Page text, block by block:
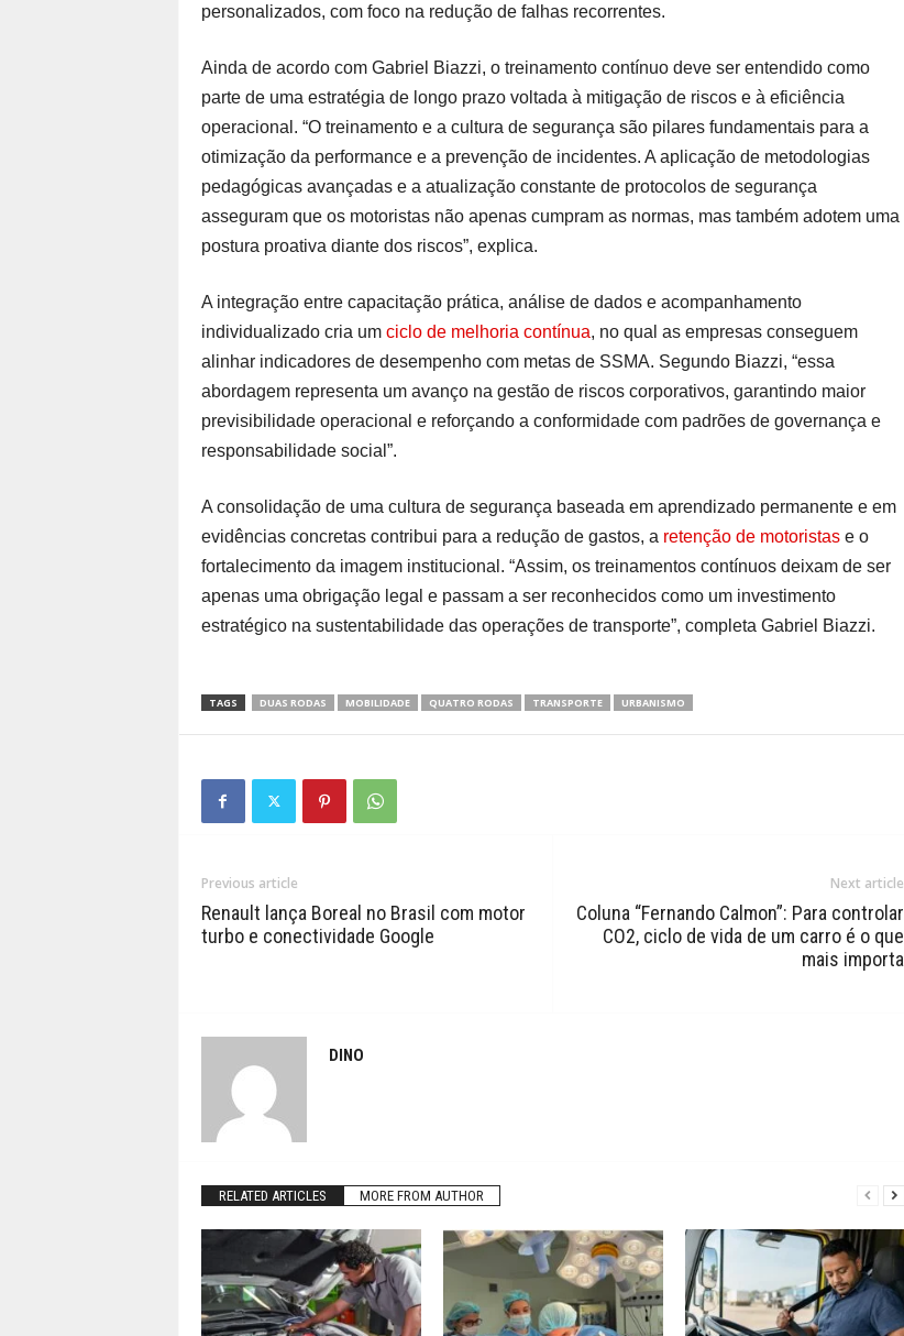
personalizados, com foco na redução de falhas recorrentes.
Ainda de acordo com Gabriel Biazzi, o treinamento contínuo deve ser entendido como
parte de uma estratégia de longo prazo voltada à mitigação de riscos e à eficiência
operacional. “O treinamento e a cultura de segurança são pilares fundamentais para a
otimização da performance e a prevenção de incidentes. A aplicação de metodologias
pedagógicas avançadas e a atualização constante de protocolos de segurança
asseguram que os motoristas não apenas cumpram as normas, mas também adotem uma
postura proativa diante dos riscos”, explica.
A integração entre capacitação prática, análise de dados e acompanhamento
individualizado cria um ciclo de melhoria contínua, no qual as empresas conseguem
alinhar indicadores de desempenho com metas de SSMA. Segundo Biazzi, “essa
abordagem representa um avanço na gestão de riscos corporativos, garantindo maior
previsibilidade operacional e reforçando a conformidade com padrões de governança e
responsabilidade social”.
A consolidação de uma cultura de segurança baseada em aprendizado permanente e em
evidências concretas contribui para a redução de gastos, a retenção de motoristase o
fortalecimento da imagem institucional. “Assim, os treinamentos contínuos deixam de ser
apenas uma obrigação legal e passam a ser reconhecidos como um investimento
estratégico na sustentabilidade das operações de transporte”, completa Gabriel Biazzi.
TAGS DUAS RODAS MOBILIDADE QUATRO RODAS TRANSPORTE URBANISMO
Previous article
Renault lança Boreal no Brasil com motor
turbo e conectividade Google
Next article
Coluna “Fernando Calmon”: Para controlar
CO2, ciclo de vida de um carro é o que
mais importa
DINO
RELATED ARTICLES MORE FROM AUTHOR